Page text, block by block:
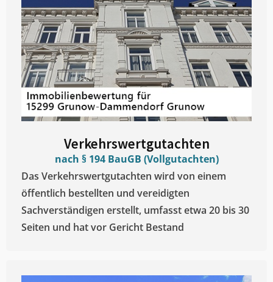
Verkehrswertgutachten
nach § 194 BauGB (Vollgutachten)
Das Verkehrswertgutachten wird von einem
öffentlich bestellten und vereidigten
Sachverständigen erstellt, umfasst etwa 20 bis 30
Seiten und hat vor Gericht Bestand